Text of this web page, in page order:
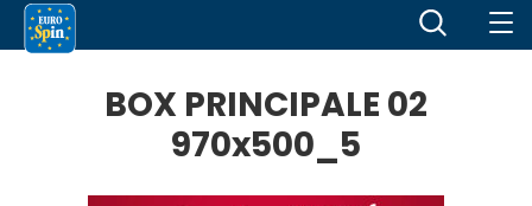
BOX PRINCIPALE 02
970x500_5